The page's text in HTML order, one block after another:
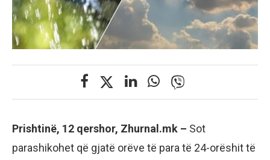
Prishtinë, 12 qershor, Zhurnal.mk – Sot
parashikohet që gjatë orëve të para të 24-orëshit të